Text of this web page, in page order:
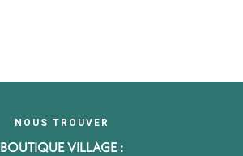
NOUS TROUVER
BOUTIQUE VILLAGE :